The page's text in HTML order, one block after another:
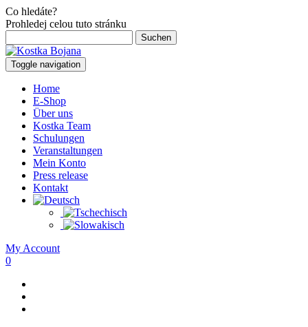
Co hledáte?
Prohledej celou tuto stránku
nach:
Toggle navigation
Home
E-Shop
Über uns
Kostka Team
Schulungen
Veranstaltungen
Mein Konto
Press release
Kontakt
My Account
0